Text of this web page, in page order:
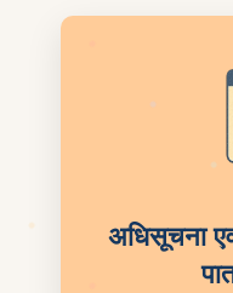
अधिसूचना